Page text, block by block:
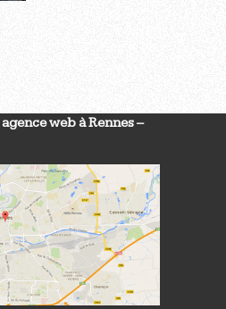
web à Rennes –